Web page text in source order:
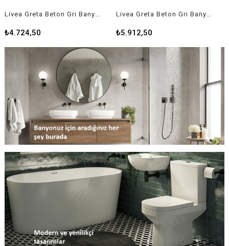
Livea Greta Beton Gri Banyo Dolabı 40 cm
₺4.724,50
Livea Greta Beton Gri Banyo Dolabı 50 cm
₺5.912,50